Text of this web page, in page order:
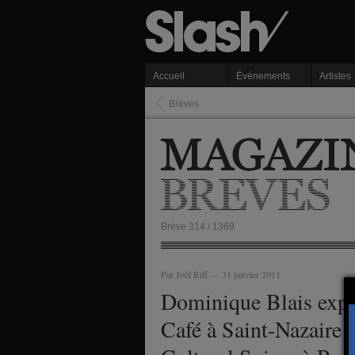
Accueil Événements Artistes
Brèves
Brève 314 / 1369
Par Joël Riff — 31 janvier 2011
Dominique Blais
Café à Saint-Nazaire